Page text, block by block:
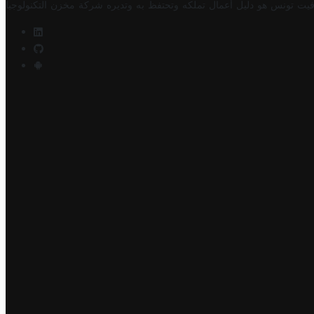
تونس هو دليل أعمال تملكه وتحتفظ به وتديره شركة مخزن التكنولوجيا